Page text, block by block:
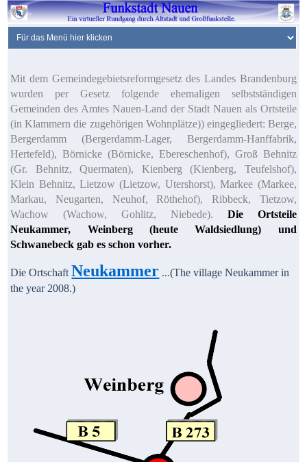
Mit dem Gemeindegebietsreformgesetz des Landes Brandenburg
wurden per Gesetz folgende ehemaligen selbstständigen
Gemeinden des Amtes Nauen-Land der Stadt Nauen als Ortsteile
(in Klammern die zugehörigen Wohnplätze)) eingegliedert: Berge,
Bergerdamm (Bergerdamm-Lager, Bergerdamm-Hanffabrik,
Hertefeld), Börnicke (Börnicke, Ebereschenhof), Groß Behnitz
(Gr. Behnitz, Quermaten), Kienberg (Kienberg, Teufelshof),
Klein Behnitz, Lietzow (Lietzow, Utershorst), Markee (Markee,
Markau, Neugarten, Neuhof, Röthehof), Ribbeck, Tietzow,
Wachow (Wachow, Gohlitz, Niebede). Die Ortsteile
Neukammer, Weinberg (heute Waldsiedlung) und
Schwanebeck gab es schon vorher.
Die Ortschaft Neukammer ...(The village Neukammer in
the year 2008.)